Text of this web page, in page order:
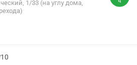
1/33 (на углу дома,